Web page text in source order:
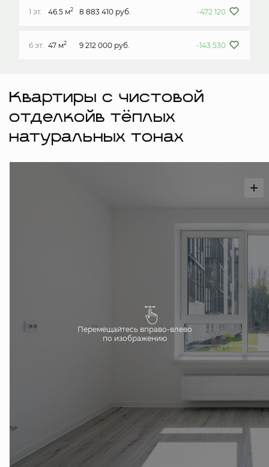
1 эт. 46.5 м2 8 883 410 руб. -472 120
6 эт. 47 м2 9 212 000 руб. -143 530
Квартиры с чистовой
отделкойв тёплых
натуральных тонах
Перемещайтесь вправо-влево
по изображению